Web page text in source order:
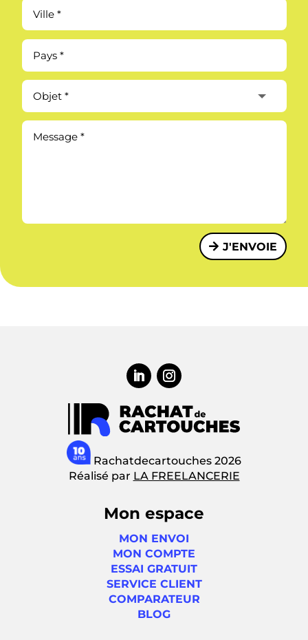
J'ENVOIE
Rachatdecartouches 2026
Réalisé par LA FREELANCERIE
Mon espace
MON ENVOI
MON COMPTE
ESSAI GRATUIT
SERVICE CLIENT
COMPARATEUR
BLOG